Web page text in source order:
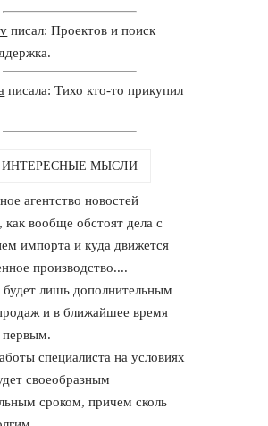
писал: Проектов и поиск
писала: Тихо кто-то прикупил
ИНТЕРЕСНЫЕ МЫСЛИ
агентство новостей
как вообще обстоят дела с
импорта и куда движется
производство....
будет лишь дополнительным
и в ближайшее время
первым.
специалиста на условиях
своеобразным
сроком, причем сколь